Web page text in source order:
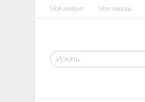
Мой аккаунт Мои заказы